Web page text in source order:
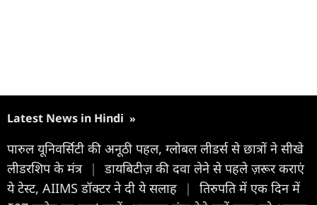
Latest News in Hindi »
पारुल यूनिवर्सिटी की अनूठी पहल, ग्लोबल लीडर्स से छात्रों ने सीखे
लीडरशिप के मंत्र |
डायबिटीज़ की दवा लेने से पहले ज़रूर कराएं
ये टेस्ट, AIIMS डॉक्टर ने दी ये सलाह
|
तिरुपति में एक दिन में